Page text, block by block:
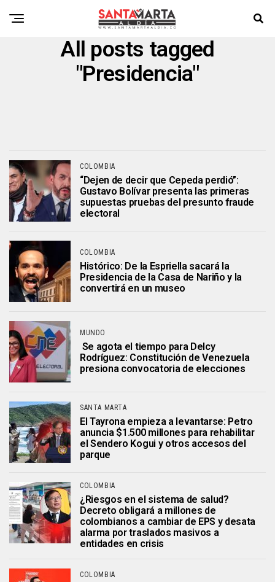
All posts tagged
"Presidencia"
COLOMBIA
“Dejen de decir que Cepeda perdió”:
Gustavo Bolívar presenta las primeras
supuestas pruebas del presunto fraude
electoral
COLOMBIA
Histórico: De la Espriella sacará la
Presidencia de la Casa de Nariño y la
convertirá en un museo
MUNDO
Se agota el tiempo para Delcy
Rodríguez: Constitución de Venezuela
presiona convocatoria de elecciones
SANTA MARTA
El Tayrona empieza a levantarse: Petro
anuncia $1.500 millones para rehabilitar
el Sendero Kogui y otros accesos del
parque
COLOMBIA
¿Riesgos en el sistema de salud?
Decreto obligará a millones de
colombianos a cambiar de EPS y desata
alarma por traslados masivos a
entidades en crisis
COLOMBIA